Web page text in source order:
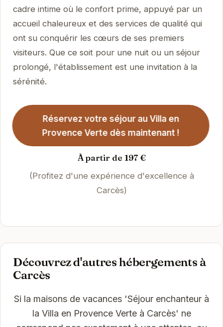
cadre intime où le confort prime, appuyé par un
accueil chaleureux et des services de qualité qui
ont su conquérir les cœurs de ses premiers
visiteurs. Que ce soit pour une nuit ou un séjour
prolongé, l'établissement est une invitation à la
sérénité.
Réservez votre séjour au Villa en
Provence Verte dès maintenant !
À partir de 197 €
(Profitez d'une expérience d'excellence à
Carcès)
Découvrez d'autres hébergements à
Carcès
Si la maisons de vacances 'Séjour enchanteur à
la Villa en Provence Verte à Carcès' ne